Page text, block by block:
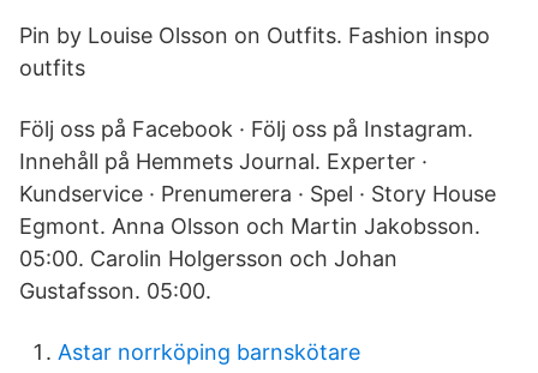
Pin by Louise Olsson on Outfits. Fashion inspo
outfits
Följ oss på Facebook · Följ oss på Instagram.
Innehåll på Hemmets Journal. Experter ·
Kundservice · Prenumerera · Spel · Story House
Egmont. Anna Olsson och Martin Jakobsson.
05:00. Carolin Holgersson och Johan
Gustafsson. 05:00.
Astar norrköping barnskötare